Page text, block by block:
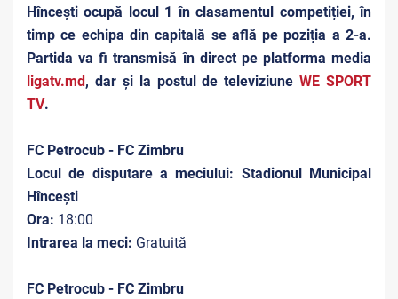
Hîncești ocupă locul 1 în clasamentul competiției, în
timp ce echipa din capitală se află pe poziția a 2-a.
Partida va fi transmisă în direct pe platforma media
ligatv.md , dar și la postul de televiziuneWE SPORT
TV.
FC Petrocub - FC Zimbru
Locul de disputare a meciului: Stadionul Municipal
Hîncești
Ora: 18:00
Intrarea la meci: Gratuită
FC Petrocub - FC Zimbru